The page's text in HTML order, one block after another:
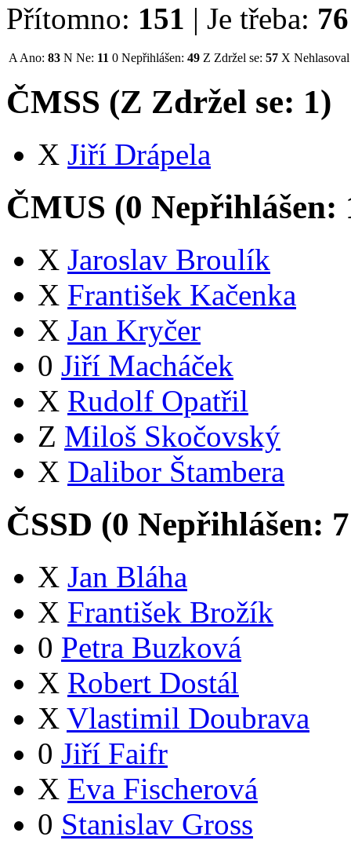
Přítomno: 151 | Je třeba: 76
A Ano: 83 N Ne: 11 0 Nepřihlášen: 49 Z Zdržel se: 57 X Nehlasoval
ČMSS (Z Zdržel se: 1)
X Jiří Drápela
ČMUS (0 Nepřihlášen:
X Jaroslav Broulík
X František Kačenka
X Jan Kryčer
0 Jiří Macháček
X Rudolf Opatřil
Z Miloš Skočovský
X Dalibor Štambera
ČSSD (0 Nepřihlášen: 7
X Jan Bláha
X František Brožík
0 Petra Buzková
X Robert Dostál
X Vlastimil Doubrava
0 Jiří Faifr
X Eva Fischerová
0 Stanislav Gross